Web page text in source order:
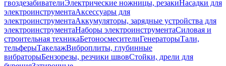
гвоздезабивателиЭлектрические ножницы, резакиНасадки для
электроинструментаАксессуары для
электроинструментаАккумуляторы, зарядные устройства для
электроинструментаНаборы электроинструментаСиловая и
строительная техникаБетоносмесителиГенераторыТали,
тельферыТакелажВиброплиты, глубинные
вибраторыБензорезы, резчики швовСтойки, дрели для